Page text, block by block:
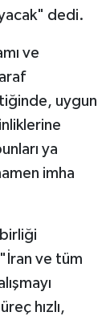
dedi.
ve
uygun
ya
imha
ve tüm
hızlı,